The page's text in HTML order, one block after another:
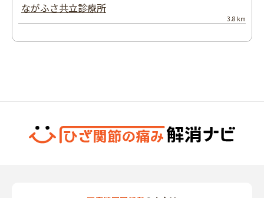
ながふさ共立診療所
3.8 km